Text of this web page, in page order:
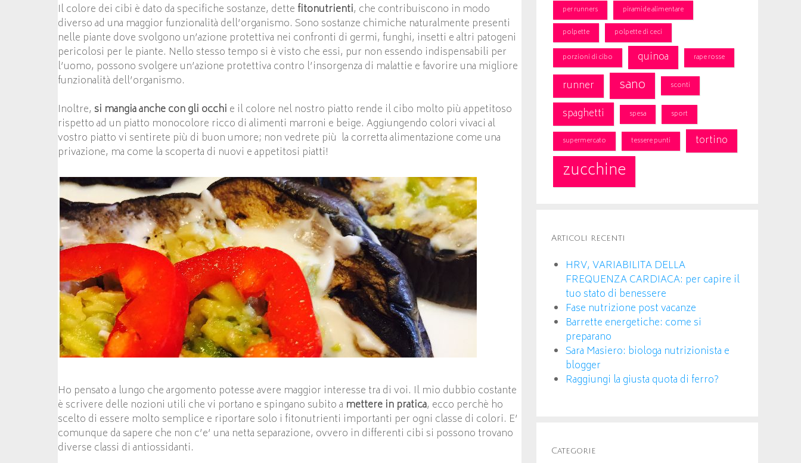
Il colore dei cibi è dato da specifiche sostanze, dette fitonutrienti, che contribuiscono in modo
diverso ad una maggior funzionalità dell’organismo. Sono sostanze chimiche naturalmente presenti
nelle piante dove svolgono un’azione protettiva nei confronti di germi, funghi, insetti e altri patogeni
pericolosi per le piante. Nello stesso tempo si è visto che essi, pur non essendo indispensabili per
l’uomo, possono svolgere un’azione protettiva contro l’insorgenza di malattie e favorire una migliore
funzionalità dell’organismo.
Inoltre, si mangia anche con gli occhi e il colore nel nostro piatto rende il cibo molto più appetitoso
rispetto ad un piatto monocolore ricco di alimenti marroni e beige. Aggiungendo colori vivaci al
vostro piatto vi sentirete più di buon umore; non vedrete più la corretta alimentazione come una
privazione, ma come la scoperta di nuovi e appetitosi piatti!
Ho pensato a lungo che argomento potesse avere maggior interesse tra di voi. Il mio dubbio costante
è scrivere delle nozioni utili che vi portano e spingano subito a mettere in pratica, ecco perchè ho
scelto di essere molto semplice e riportare solo i fitonutrienti importanti per ogni classe di colori. E’
comunque da sapere che non c’e’ una netta separazione, ovvero in differenti cibi si possono trovano
diverse classi di antiossidanti.
per runners
piramide alimentare
polpette
polpette di ceci
porzioni di cibo quinoa rape rosse
runner sano sconti
spaghetti spesa sport
supermercato tessere punti tortino
zucchine
Articoli recenti
HRV, VARIABILITA DELLA
FREQUENZA CARDIACA: per capire il
tuo stato di benessere
Fase nutrizione post vacanze
Barrette energetiche: come si
preparano
Sara Masiero: biologa nutrizionista e
blogger
Raggiungi la giusta quota di ferro?
Categorie